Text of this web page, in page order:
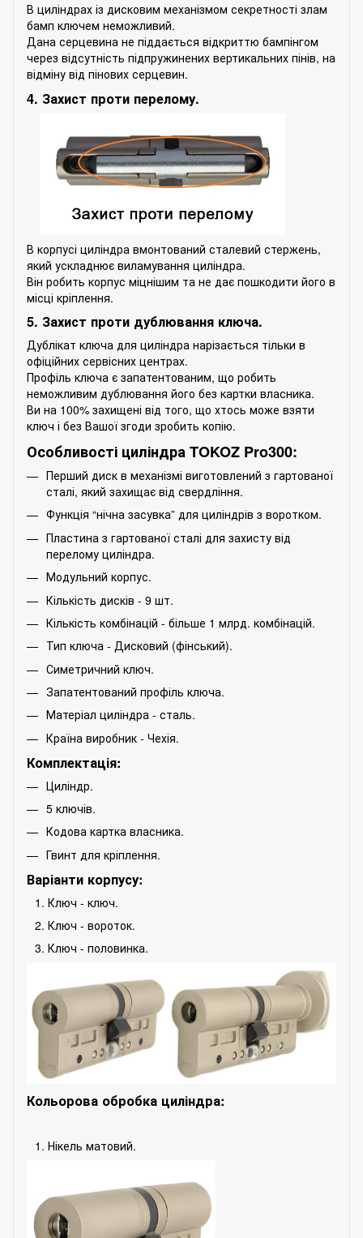
В циліндрах із дисковим механізмом секретності злам
бамп ключем неможливий.
Дана серцевина не піддається відкриттю бампінгом
через відсутність підпружинених вертикальних пінів, на
відміну від пінових серцевин.
4. Захист проти перелому.
В корпусі циліндра вмонтований сталевий стержень,
який ускладнює виламування циліндра.
Він робить корпус міцнішим та не дає пошкодити його в
місці кріплення.
5. Захист проти дублювання ключа.
Дублікат ключа для циліндра нарізається тільки в
офіційних сервісних центрах.
Профіль ключа є запатентованим, що робить
неможливим дублювання його без картки власника.
Ви на 100% захищені від того, що хтось може взяти
ключ і без Вашої згоди зробить копію.
Особливості циліндра TOKOZ Pro300:
Перший диск в механізмі виготовлений з гартованої
сталі, який захищає від свердління.
Функція “нічна засувка” для циліндрів з воротком.
Пластина з гартованої сталі для захисту від
перелому циліндра.
Модульний корпус.
Кількість дисків - 9 шт.
Кількість комбінацій - більше 1 млрд. комбінацій.
Тип ключа - Дисковий (фінський).
Симетричний ключ.
Запатентований профіль ключа.
Матеріал циліндра - сталь.
Країна виробник - Чехія.
Комплектація:
Циліндр.
5 ключів.
Кодова картка власника.
Гвинт для кріплення.
Варіанти корпусу:
Ключ - ключ.
Ключ - вороток.
Ключ - половинка.
Кольорова обробка циліндра:
Нікель матовий.